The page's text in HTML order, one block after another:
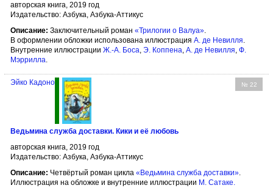
авторская книга, 2019 год
Издательство: Азбука, Азбука-Аттикус
Описание: Заключительный роман «Трилогии о Валуа».
В оформлении обложки использована иллюстрация А. де Невилля.
Внутренние иллюстрации Ж.-А. Боса, Э. Коппена, А. де Невилля, Ф.
Мэррилла.
№ 22
Эйко Кадоно
Ведьмина служба доставки. Кики и её любовь
авторская книга, 2019 год
Издательство: Азбука, Азбука-Аттикус
Описание: Четвёртый роман цикла «Ведьмина служба доставки».
Иллюстрация на обложке и внутренние иллюстрации М. Сатаке.